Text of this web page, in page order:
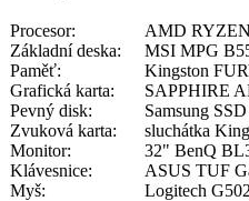
Procesor:
AMD
Základní deska:
MSI MPG
Paměť:
Kingston
Grafická karta:
SAPPHIRE
Pevný disk:
Samsung
Zvuková karta:
sluchátka
Monitor:
32" BenQ
Klávesnice:
ASUS TUF
Myš:
Logitech